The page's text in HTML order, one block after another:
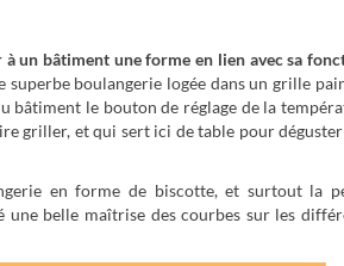
à un bâtiment une forme en lien avec sa
boulangerie logée dans un grille
bâtiment le bouton de réglage de la
griller, et qui sert ici de table pour
en forme de biscotte, et surtout la
belle maîtrise des courbes sur les